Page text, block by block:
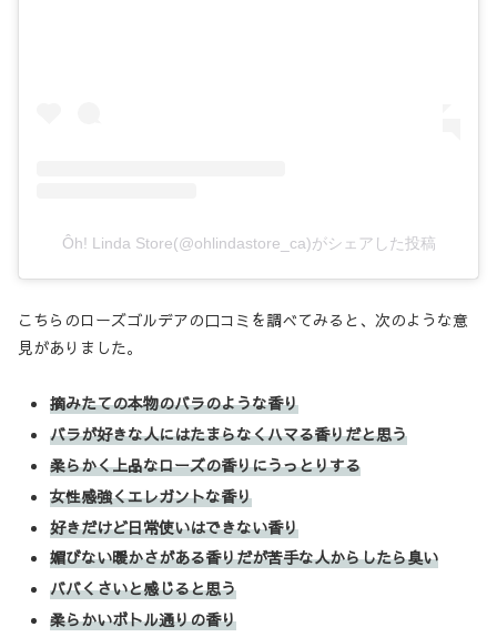
Ôh! Linda Store(@ohlindastore_ca)がシェアした投稿
こちらのローズゴルデアの口コミを調べてみると、次のような意
見がありました。
摘みたての本物のバラのような香り
バラが好きな人にはたまらなくハマる香りだと思う
柔らかく上品なローズの香りにうっとりする
女性感強くエレガントな香り
好きだけど日常使いはできない香り
媚びない暖かさがある香りだが苦手な人からしたら臭い
ババくさいと感じると思う
柔らかいボトル通りの香り